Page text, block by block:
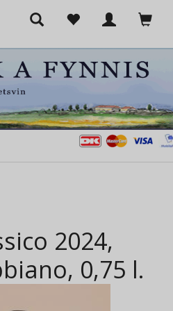
2024,
0,75 l.